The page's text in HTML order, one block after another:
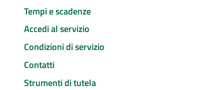
Tempi e scadenze
Accedi al servizio
Condizioni di servizio
Contatti
Strumenti di tutela